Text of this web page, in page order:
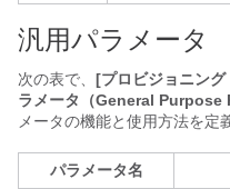
汎用パラメータ
次の表で、 [プロビジョニン
ラメータ（General Purpose
メータの機能と使用方法を定
パラメータ名